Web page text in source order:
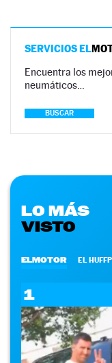
SERVICIOS EL
Encuentra los
neumáticos…
BUSCAR
LO MÁS
VISTO
ELMOTOR EL
1